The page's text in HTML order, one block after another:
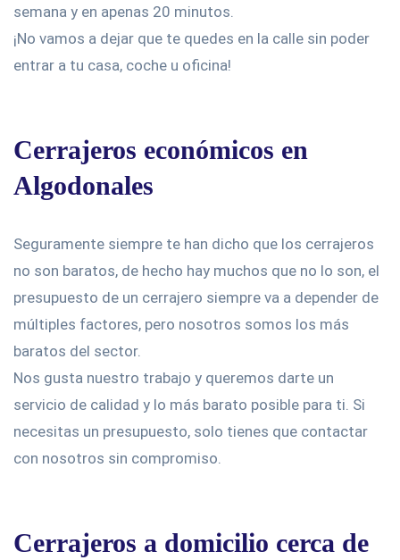
semana y en apenas 20 minutos.
¡No vamos a dejar que te quedes en la calle sin poder
entrar a tu casa, coche u oficina!
Cerrajeros económicos en
Algodonales
Seguramente siempre te han dicho que los cerrajeros
no son baratos, de hecho hay muchos que no lo son, el
presupuesto de un cerrajero siempre va a depender de
múltiples factores, pero nosotros somos los más
baratos del sector.
Nos gusta nuestro trabajo y queremos darte un
servicio de calidad y lo más barato posible para ti. Si
necesitas un presupuesto, solo tienes que contactar
con nosotros sin compromiso.
Cerrajeros a domicilio cerca de